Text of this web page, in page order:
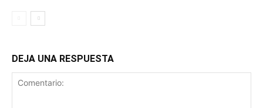
DEJA UNA RESPUESTA